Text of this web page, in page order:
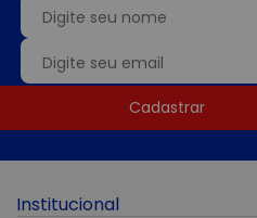
Cadastrar
Institucional